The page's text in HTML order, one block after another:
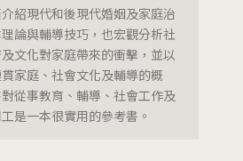
紹現代和後現代婚姻及家庭治
論與輔導技巧，也宏觀分析社
文化對家庭帶來的衝擊，並以
家庭、社會文化及輔導的概
從事教育、輔導、社會工作及
是一本很實用的參考書。